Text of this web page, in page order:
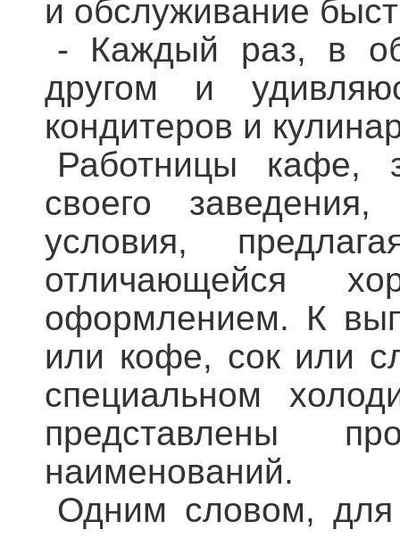
и обслуживание
- Каждый раз, в
другом и
кондитеров и
Работницы кафе,
своего
условия,
отличающейся
оформлением. К
или кофе, сок или
специальном
представлены
наименований.
Одним словом, для